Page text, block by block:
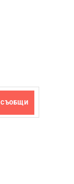
СЪОБЩИ